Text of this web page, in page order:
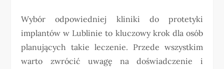
Wybór odpowiedniej kliniki do protetyki
implantów w Lublinie to kluczowy krok dla osób
planujących takie leczenie. Przede wszystkim
warto zwrócić uwagę na doświadczenie i